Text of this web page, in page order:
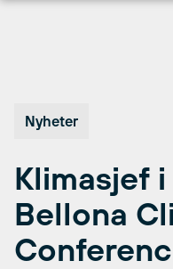
Nyheter
Klimasjef
Bellona